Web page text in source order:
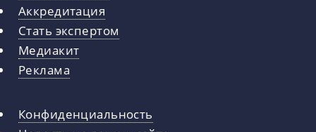
Аккредитация
Стать экспертом
Медиакит
Реклама
Конфиденциальность